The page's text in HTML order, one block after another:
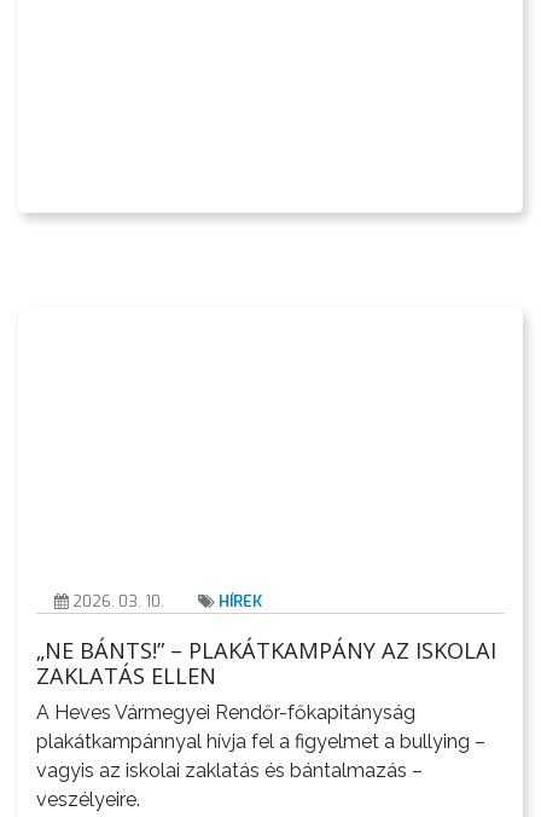
2026. 03. 10. HÍREK
„NE BÁNTS!” – PLAKÁTKAMPÁNY AZ ISKOLAI
ZAKLATÁS ELLEN
A Heves Vármegyei Rendőr-főkapitányság
plakátkampánnyal hívja fel a figyelmet a bullying –
vagyis az iskolai zaklatás és bántalmazás –
veszélyeire.